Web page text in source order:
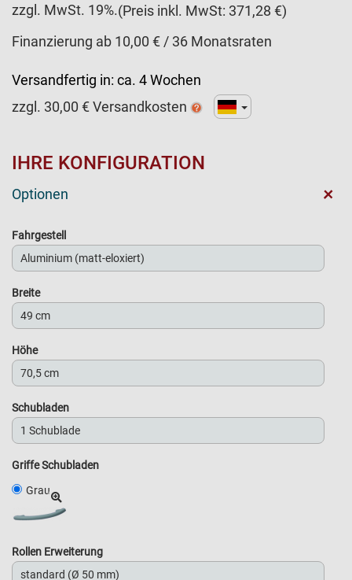
zzgl. MwSt. 19%.(Preis inkl. MwSt: 371,28 €)
Finanzierung ab 10,00 € / 36 Monatsraten
Versandfertig in: ca. 4 Wochen
zzgl. 30,00 € Versandkosten
IHRE KONFIGURATION
Optionen +
Fahrgestell
Breite
Höhe
Schubladen
Griffe Schubladen
Grau
Rollen Erweiterung